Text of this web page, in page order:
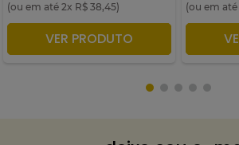
(ou em até 2x R$ 38,45)
ADICIONAR À SACOLA
VER PRODUTO
(ou em até